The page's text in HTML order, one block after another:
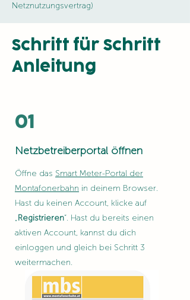
Netznutzungsvertrag)
Schritt für Schritt
Anleitung
01
Netzbetreiberportal öffnen
Öffne das Smart Meter-Portal der
Montafonerbahn in deinem Browser.
Hast du keinen Account, klicke auf
„Registrieren“. Hast du bereits einen
aktiven Account, kannst du dich
einloggen und gleich bei Schritt 3
weitermachen.